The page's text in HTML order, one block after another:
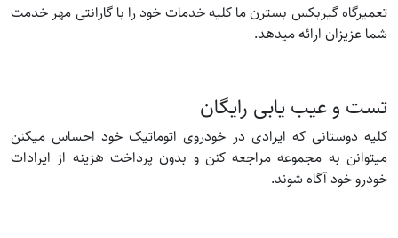
تعمیرگاه گیربکس بسترن ما کلیه خدمات خود را با گارانتی مهر خدمت
شما عزیزان ارائه میدهد.
تست و عیب یابی رایگان
کلیه دوستانی که ایرادی در خودروی اتوماتیک خود احساس میکنن
میتوانن به مجموعه مراجعه کنن و بدون پرداخت هزینه از ایرادات
خودرو خود آگاه شوند.